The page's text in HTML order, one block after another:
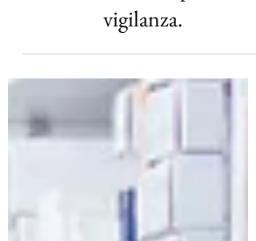
esercizi e i compiti di
vigilanza.